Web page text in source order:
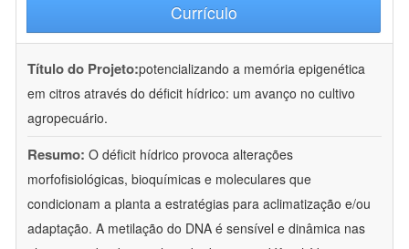
Currículo
Título do Projeto:potencializando a memória epigenética
em citros através do déficit hídrico: um avanço no cultivo
agropecuário.
Resumo: O déficit hídrico provoca alterações
morfofisiológicas, bioquímicas e moleculares que
condicionam a planta a estratégias para aclimatização e/ou
adaptação. A metilação do DNA é sensível e dinâmica nas